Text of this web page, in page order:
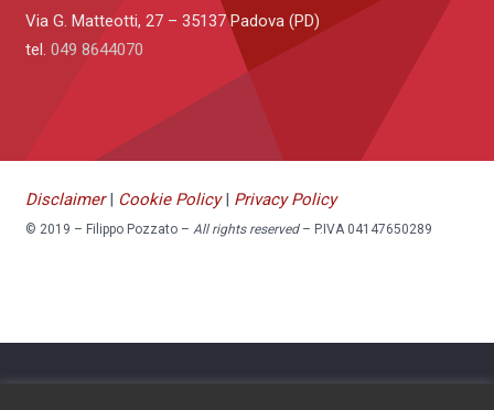
Via G. Matteotti, 27 – 35137 Padova (PD)
tel. 049 8644070
Disclaimer| Cookie Policy| Privacy Policy
© 2019 – Filippo Pozzato – All rights reserved– P.IVA 04147650289